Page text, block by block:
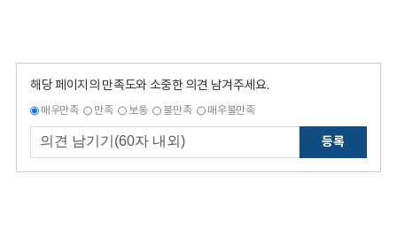
해당 페이지의 만족도와 소중한 의견 남겨주세요.
매우만족 만족 보통 불만족 매우불만족
등록